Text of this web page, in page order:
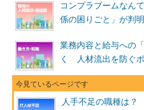
コンプラブームなん
係の困りごと」が判明
業務内容と給与への
く 人材流出を防ぐ
人手不足の職種は